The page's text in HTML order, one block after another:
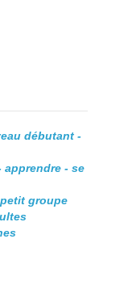
débutant -
- se
groupe